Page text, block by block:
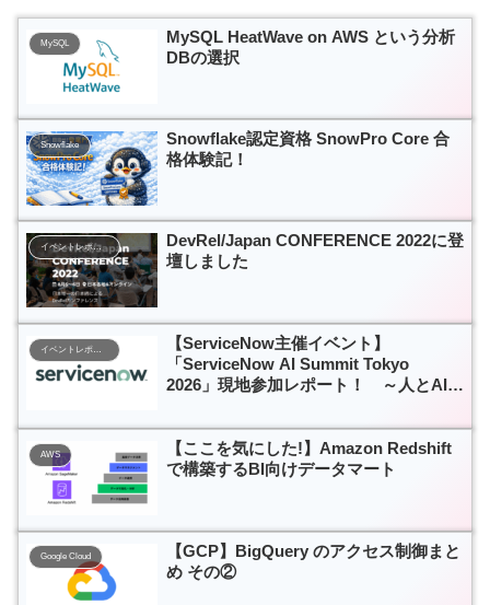
MySQL
MySQL HeatWave on AWS という分析
DBの選択
Snowflake
Snowflake認定資格 SnowPro Core 合
格体験記！
イベントレポート
DevRel/Japan CONFERENCE 2022に登
壇しました
イベントレポート
【ServiceNow主催イベント】
「ServiceNow AI Summit Tokyo
2026」現地参加レポート！ ～人とAIエ
る時代へ～
AWS
【ここを気にした!】Amazon Redshift
で構築するBI向けデータマート
Google Cloud
【GCP】BigQuery のアクセス制御まと
め その②